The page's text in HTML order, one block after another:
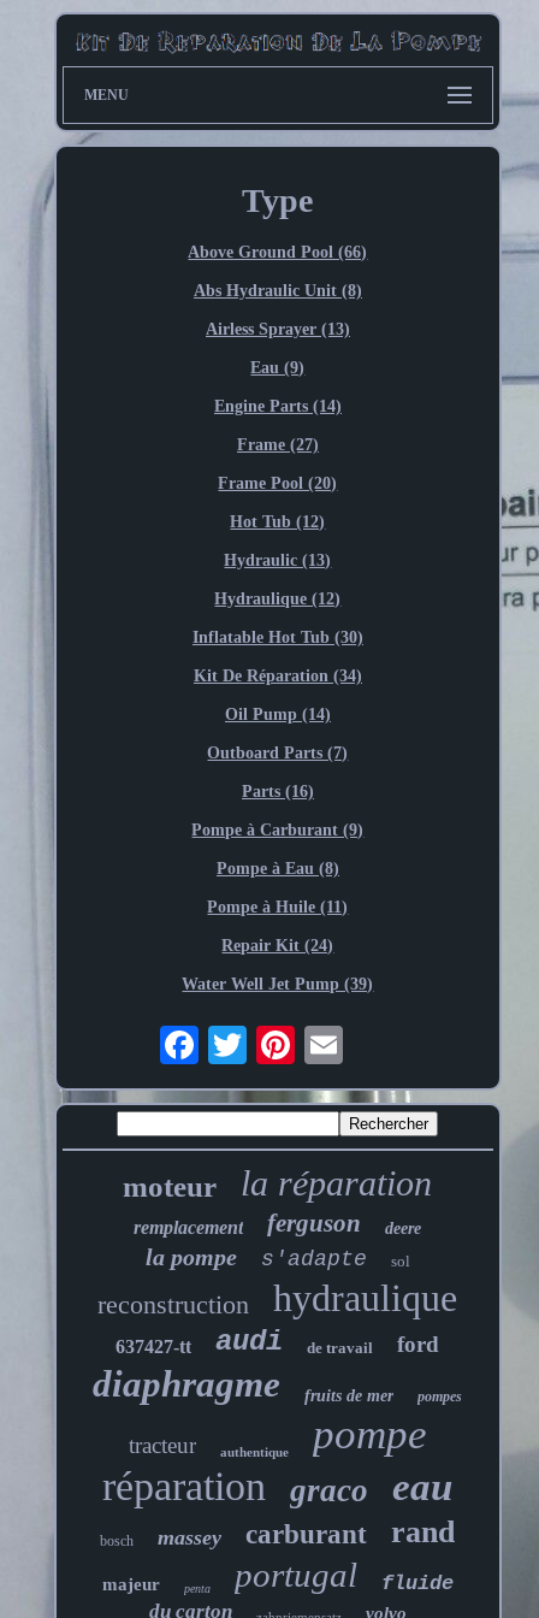
MENU
Type
Above Ground Pool (66)
Abs Hydraulic Unit (8)
Airless Sprayer (13)
Eau (9)
Engine Parts (14)
Frame (27)
Frame Pool (20)
Hot Tub (12)
Hydraulic (13)
Hydraulique (12)
Inflatable Hot Tub (30)
Kit De Réparation (34)
Oil Pump (14)
Outboard Parts (7)
Parts (16)
Pompe à Carburant (9)
Pompe à Eau (8)
Pompe à Huile (11)
Repair Kit (24)
Water Well Jet Pump (39)
moteur la réparation
remplacement ferguson deere
la pompe s'adapte sol
reconstruction hydraulique
637427-tt audi de travail ford
diaphragme fruits de mer pompes
tracteur authentique pompe
réparation graco eau
bosch massey carburant rand
majeur penta portugal
fluide
du carton
volvo